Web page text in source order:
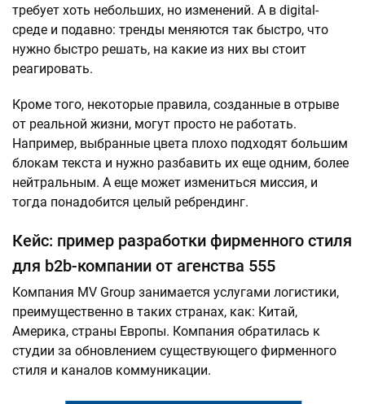
требует хоть небольших, но изменений. А в digital-
среде и подавно: тренды меняются так быстро, что
нужно быстро решать, на какие из них вы стоит
реагировать.
Кроме того, некоторые правила, созданные в отрыве
от реальной жизни, могут просто не работать.
Например, выбранные цвета плохо подходят большим
блокам текста и нужно разбавить их еще одним, более
нейтральным. А еще может измениться миссия, и
тогда понадобится целый ребрендинг.
Кейс: пример разработки фирменного стиля
для b2b-компании от агенства 555
Компания MV Group занимается услугами логистики,
преимущественно в таких странах, как: Китай,
Америка, страны Европы. Компания обратилась к
студии за обновлением существующего фирменного
стиля и каналов коммуникации.